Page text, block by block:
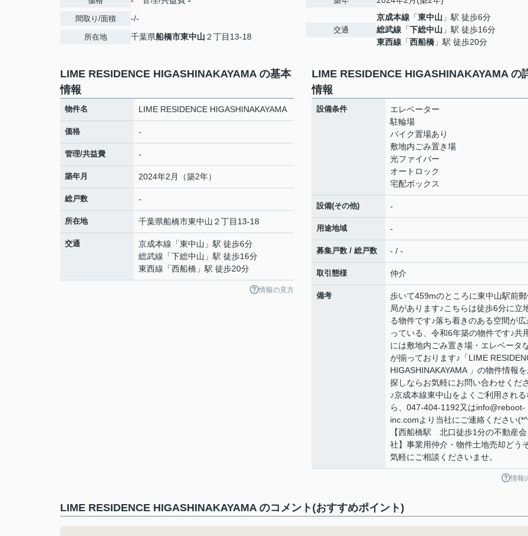
間取り/面積 -/-
所在地 千葉県船橋市東中山 ２丁目13-18
交通
京成本線 「東中山 」駅 徒歩6分
総武線 「下総中山 」駅 徒歩16分
東西線 「西船橋 」駅 徒歩20分
LIME RESIDENCE HIGASHINAKAYAMA の基本
情報
物件名 LIME RESIDENCE HIGASHINAKAYAMA
価格 -
管理/共益費 -
築年月 2024年2月（築2年）
総戸数 -
所在地 千葉県船橋市東中山 ２丁目13-18
交通 京成本線 「東中山 」駅 徒歩6分
総武線 「下総中山 」駅 徒歩16分
東西線 「西船橋 」駅 徒歩20分
情報の見方
LIME RESIDENCE HIGASHINAKAYAMA の
情報
設備条件
エレベーター
駐輪場
バイク置場あり
敷地内ごみ置き場
光ファイバー
オートロック
宅配ボックス
設備(その他) -
用途地域 -
募集戸数 / 総戸数 - / -
取引態様 仲介
備考
歩いて459mのところに東中山駅前
局があります♪こちらは徒歩6分に立
る物件です♪落ち着きのある空間が広
っている、令和6年築の物件です♪共
には敷地内ごみ置き場・エレベータ
が揃っております♪「LIME
HIGASHINAKAYAMA 」の物件情報
探しならお気軽にお問い合わせくだ
♪京成本線東中山をよくご利用される
ら、047-404-1192又はinfo@reboot-
inc.comより当社にご連絡ください
【西船橋駅 北口徒歩1分の不動産会
社】事業用仲介・物件土地売却どう
気軽にご相談くださいませ。
情報
LIME RESIDENCE HIGASHINAKAYAMA のコメント(おすすめポイント)